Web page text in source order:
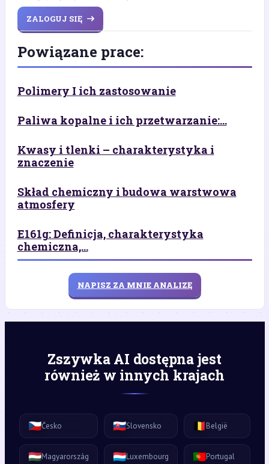
ZALOGUJ SIĘ
Powiązane prace:
Polimery I ich zastosowanie
Paliwa kopalne i ich przetwarzanie:...
Kwasy i tlenki – charakterystyka i
znaczenie
Skład chemiczny i budowa warstwowa
atmosfery
E161g: Definicja, charakterystyka
chemiczna,...
NAPISZ ZA MNIE ANALIZĘ
Zszywka AI dostępna jest
również w innych krajach
🇨🇿Česko 🇸🇰Slovensko 🇧🇪België
🇭🇺Magyarország 🇱🇺Luxembourg 🇵🇹Portugal